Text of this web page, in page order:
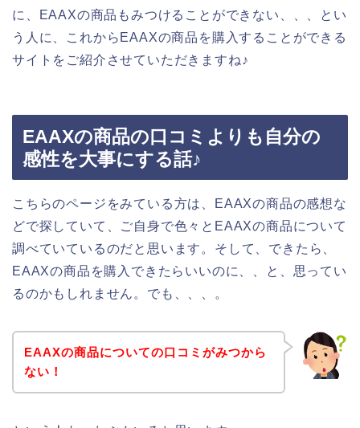
に、EAAXの商品もみつけることができない、、、とい
う人に、これからEAAXの商品を購入することができる
サイトをご紹介させていただきますね♪
EAAXの商品の口コミよりも自分の
感性を大事にする話♪
こちらのページをみている方は、EAAXの商品の感想な
どで探していて、ご自身で色々とEAAXの商品について
調べていているのだと思います。そして、できたら、
EAAXの商品を購入できたらいいのに、、と、思ってい
るのかもしれません。でも、、、。
EAAXの商品についての口コミがみつから
ない！